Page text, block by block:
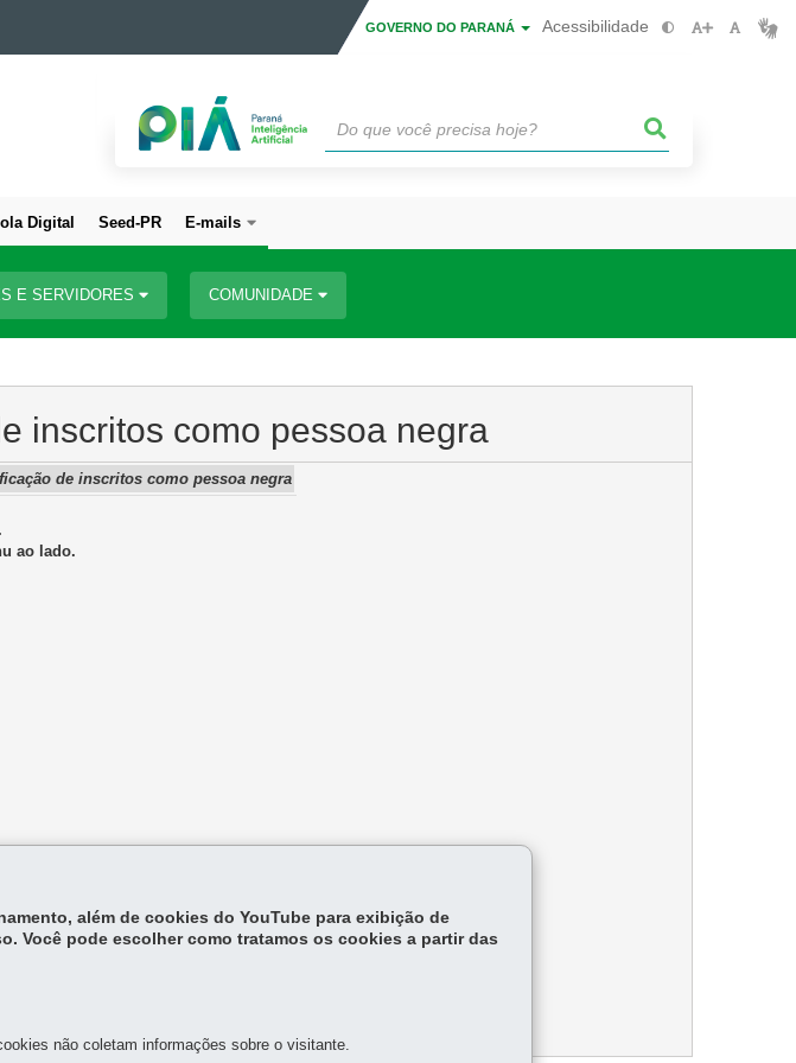
GOVERNO DO PARANÁ Acessibilidade
Digital Seed-PR E-mails
E SERVIDORES COMUNIDADE
inscritos como pessoa negra
de inscritos como pessoa negra
ao lado.
além de cookies do YouTube para exibição de
Você pode escolher como tratamos os cookies a partir das
não coletam informações sobre o visitante.